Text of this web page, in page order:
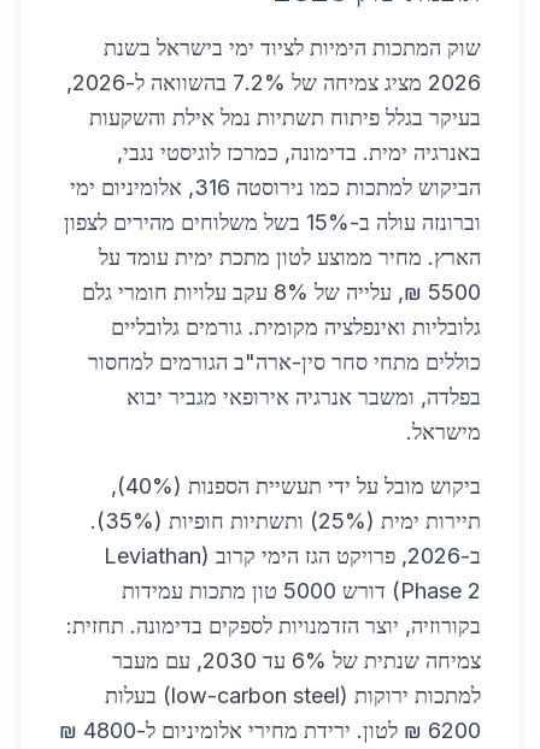
שוק המתכות הימיות לציוד ימי בישראל בשנת
2026 מציג צמיחה של 7.2% בהשוואה ל-2026,
בעיקר בגלל פיתוח תשתיות נמל אילת והשקעות
באנרגיה ימית. בדימונה, כמרכז לוגיסטי נגבי,
הביקוש למתכות כמו נירוסטה 316, אלומיניום ימי
וברונזה עולה ב-15% בשל משלוחים מהירים לצפון
הארץ. מחיר ממוצע לטון מתכת ימית עומד על
5500 ₪, עלייה של 8% עקב עלויות חומרי גלם
גלובליות ואינפלציה מקומית. גורמים גלובליים
כוללים מתחי סחר סין-ארה"ב הגורמים למחסור
בפלדה, ומשבר אנרגיה אירופאי מגביר יבוא
מישראל.
ביקוש מובל על ידי תעשיית הספנות (40%),
תיירות ימית (25%) ותשתיות חופיות (35%).
ב-2026, פרויקט הגז הימי קרוב (Leviathan
Phase 2) דורש 5000 טון מתכות עמידות
בקורוזיה, יוצר הזדמנויות לספקים בדימונה. תחזית:
צמיחה שנתית של 6% עד 2030, עם מעבר
למתכות ירוקות (low-carbon steel) בעלות
6200 ₪ לטון. ירידת מחירי אלומיניום ל-4800 ₪